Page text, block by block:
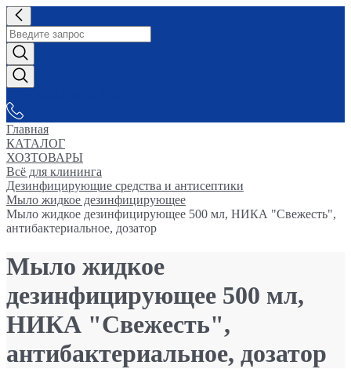
Главная
КАТАЛОГ
ХОЗТОВАРЫ
Всё для клининга
Дезинфицирующие средства и антисептики
Мыло жидкое дезинфицирующее
Мыло жидкое дезинфицирующее 500 мл, НИКА "Свежесть",
антибактериальное, дозатор
Мыло жидкое
дезинфицирующее 500 мл,
НИКА "Свежесть",
антибактериальное, дозатор